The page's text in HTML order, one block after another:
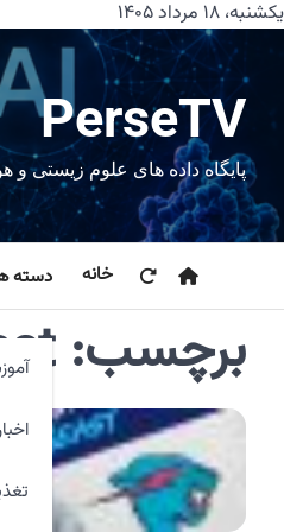
پرش
محتوا
یکشنبه، ۱۸ مرداد ۱۴۰۵
PerseTV
پایگاه داده های علوم زیستی
خانه دسته
برچسب: